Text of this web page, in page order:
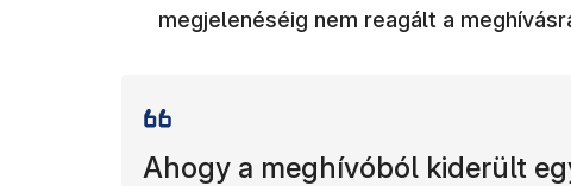
megjelenéséig nem reagált a
Ahogy a meghívóból kiderült